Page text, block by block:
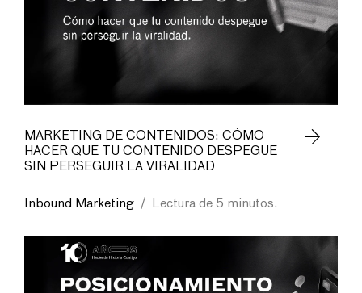
MARKETING DE CONTENIDOS: CÓMO
HACER QUE TU CONTENIDO DESPEGUE
SIN PERSEGUIR LA VIRALIDAD
Inbound Marketing / Lectura de 5 minutos.